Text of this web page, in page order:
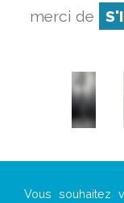
merci de
Vous souhaitez